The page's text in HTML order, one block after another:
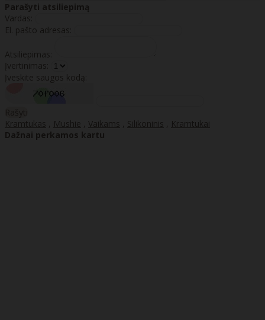
Parašyti atsiliepimą
Vardas:
El. pašto adresas:
Atsiliepimas:
Įvertinimas:
Įveskite saugos kodą:
Rašyti
Kramtukas , Mushie , Vaikams , Silikoninis , Kramtukai
Dažnai perkamos kartu